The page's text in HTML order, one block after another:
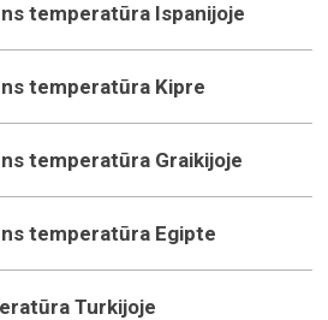
temperatūra Ispanijoje
temperatūra Kipre
temperatūra Graikijoje
temperatūra Egipte
Turkijoje